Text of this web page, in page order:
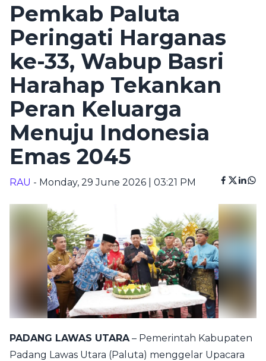
Pemkab Paluta
Peringati Harganas
ke-33, Wabup Basri
Harahap Tekankan
Peran Keluarga
Menuju Indonesia
Emas 2045
RAU - Monday, 29 June 2026 | 03:21 PM
PADANG LAWAS UTARA– Pemerintah Kabupaten
Padang Lawas Utara (Paluta) menggelar Upacara